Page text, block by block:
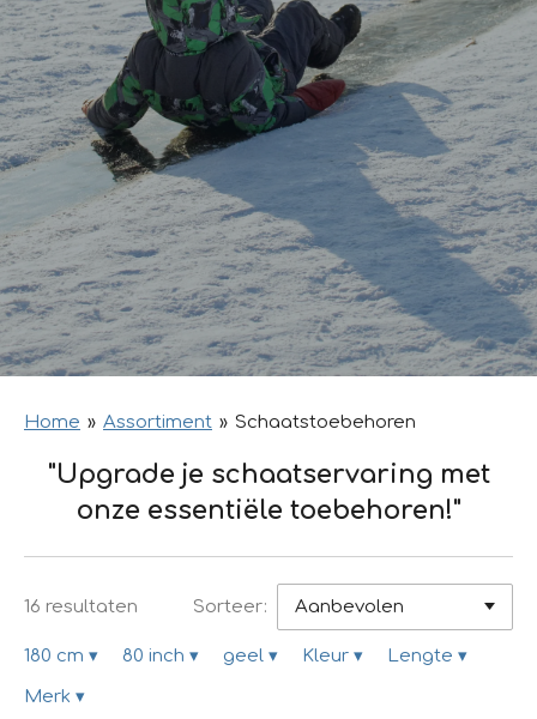
Home » Assortiment » Schaatstoebehoren
"Upgrade je schaatservaring met
onze essentiële toebehoren!"
16 resultaten Sorteer:
180 cm ▾ 80 inch ▾ geel ▾ Kleur ▾ Lengte ▾
Merk ▾